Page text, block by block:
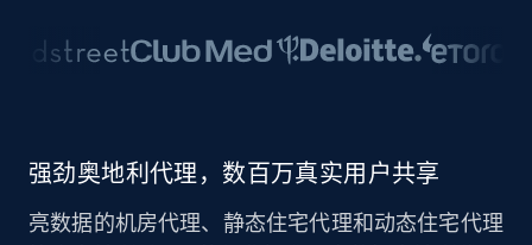
强劲奥地利代理，数百万真实用户共享
亮数据的机房代理、静态住宅代理和动态住宅代理